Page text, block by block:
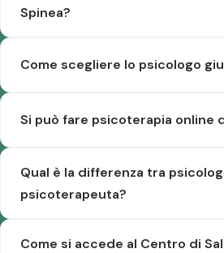
Spinea?
Come scegliere lo psicologo
Si può fare psicoterapia online
Qual è la differenza tra
psicoterapeuta?
Come si accede al Centro di